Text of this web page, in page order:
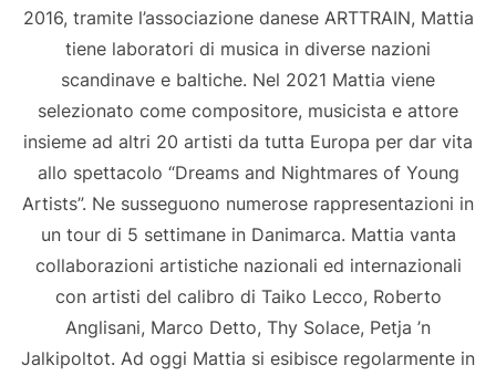
2016, tramite l’associazione danese ARTTRAIN, Mattia
tiene laboratori di musica in diverse nazioni
scandinave e baltiche. Nel 2021 Mattia viene
selezionato come compositore, musicista e attore
insieme ad altri 20 artisti da tutta Europa per dar vita
allo spettacolo “Dreams and Nightmares of Young
Artists”. Ne susseguono numerose rappresentazioni in
un tour di 5 settimane in Danimarca. Mattia vanta
collaborazioni artistiche nazionali ed internazionali
con artisti del calibro di Taiko Lecco, Roberto
Anglisani, Marco Detto, Thy Solace, Petja ’n
Jalkipoltot. Ad oggi Mattia si esibisce regolarmente in